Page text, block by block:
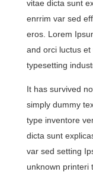
vitae dicta sunt
enrrim var sed
eros. Lorem
and orci luctus
typesetting
It has survived
simply dummy
type inventore
dicta sunt
var sed setting
unknown printeri